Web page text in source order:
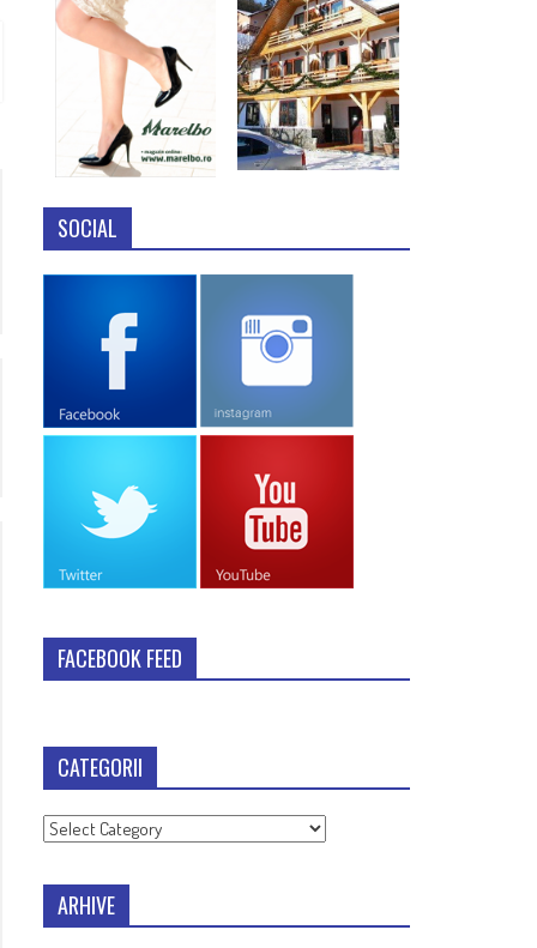
SOCIAL
FACEBOOK FEED
CATEGORII
Categorii
ARHIVE